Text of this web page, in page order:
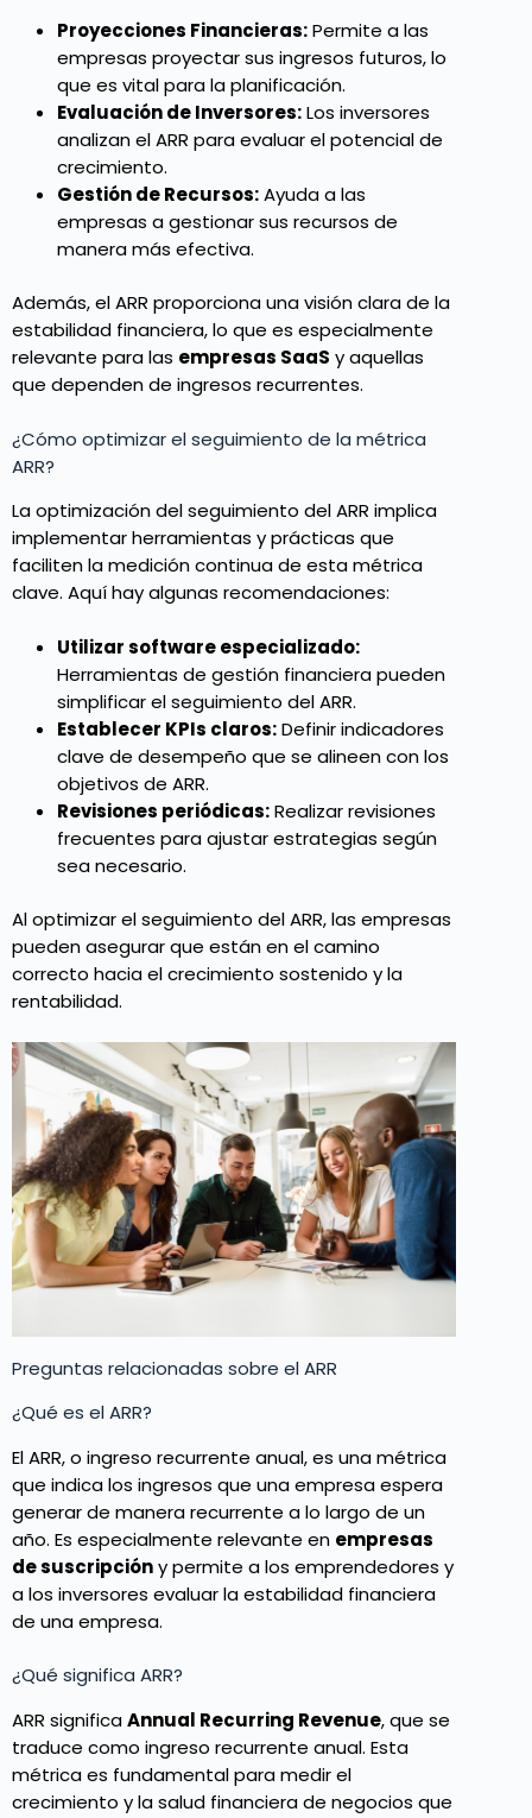
Proyecciones Financieras:Permite a las
empresas proyectar sus ingresos futuros, lo
que es vital para la planificación.
Evaluación de Inversores:Los inversores
analizan el ARR para evaluar el potencial de
crecimiento.
Gestión de Recursos:Ayuda a las
empresas a gestionar sus recursos de
manera más efectiva.
Además, el ARR proporciona una visión clara de la
estabilidad financiera, lo que es especialmente
relevante para las empresas SaaS y aquellas
que dependen de ingresos recurrentes.
¿Cómo optimizar el seguimiento de la métrica
ARR?
La optimización del seguimiento del ARR implica
implementar herramientas y prácticas que
faciliten la medición continua de esta métrica
clave. Aquí hay algunas recomendaciones:
Utilizar software especializado:
Herramientas de gestión financiera pueden
simplificar el seguimiento del ARR.
Establecer KPIs claros:Definir indicadores
clave de desempeño que se alineen con los
objetivos de ARR.
Revisiones periódicas:Realizar revisiones
frecuentes para ajustar estrategias según
sea necesario.
Al optimizar el seguimiento del ARR, las empresas
pueden asegurar que están en el camino
correcto hacia el crecimiento sostenido y la
rentabilidad.
Preguntas relacionadas sobre el ARR
¿Qué es el ARR?
El ARR, o ingreso recurrente anual, es una métrica
que indica los ingresos que una empresa espera
generar de manera recurrente a lo largo de un
año. Es especialmente relevante en empresas
de suscripcióny permite a los emprendedores y
a los inversores evaluar la estabilidad financiera
de una empresa.
¿Qué significa ARR?
ARR significaAnnual Recurring Revenue, que se
traduce como ingreso recurrente anual. Esta
métrica es fundamental para medir el
crecimiento y la salud financiera de negocios que